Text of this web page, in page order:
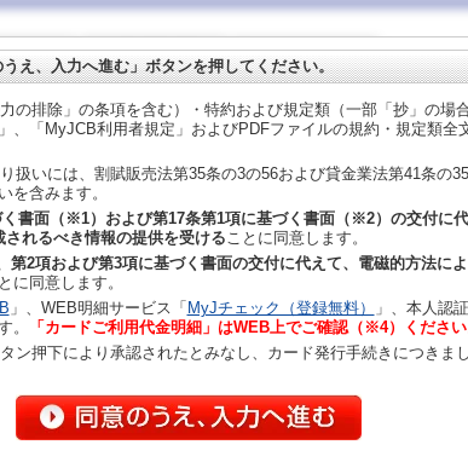
え、入力へ進む」ボタンを押してください。
の排除」の条項を含む）・特約および規定類（一部「抄」の場
、「MyJCB利用者規定」およびPDFファイルの規約・規定類全
扱いには、割賦販売法第35条の3の56および貸金業法第41条の
を含みます。
書面（※1）および第17条第1項に基づく書面（※2）の交付に
れるべき情報の提供を受けることに同意します。
第2項および第3項に基づく書面の交付に代えて、電磁的方法に
に同意します。
」、WEB明細サービス「 MyJチェック（登録無料）
」、本人認
。
「カードご利用代金明細」はWEB上でご確認（※4）ください
ン押下により承認されたとみなし、カード発行手続きにつきま